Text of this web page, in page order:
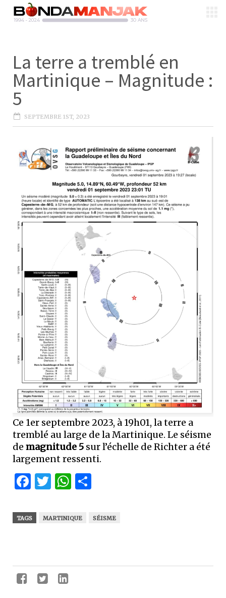
La terre a tremblé en
Martinique – Magnitude :
5
SEPTEMBRE 1ST, 2023
Ce 1er septembre 2023, à 19h01, la terre a
tremblé au large de la Martinique. Le séisme
de magnitude 5 sur l’échelle de Richter a été
largement ressenti.
Facebook
Twitter
WhatsApp
TAGS MARTINIQUE SÉISME